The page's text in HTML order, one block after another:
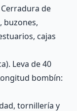
de
buzones,
cajas
Leva de 40
bombín:
tornillería y